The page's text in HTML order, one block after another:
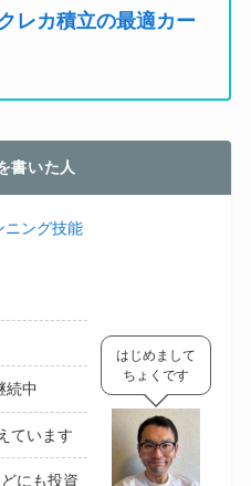
レカ積立の最適カー
書いた人
ニング技能
続中
ています
にも投資
はじめまして
ちょくです